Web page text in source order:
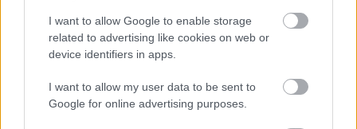
I want to allow Google to enable storage
related to advertising like cookies on web or
device identifiers in apps.
I want to allow my user data to be sent to
Google for online advertising purposes.
ΑΤΖΕΝΤΑ, ΒΙΒΛΙΟ, ΣΥΝΕΝΤΕΥΞΗ
Ρεβέκκα Βεδέ: «Η Πάλη των
Ανίκητων»
08/08/2026 | 10:47:31